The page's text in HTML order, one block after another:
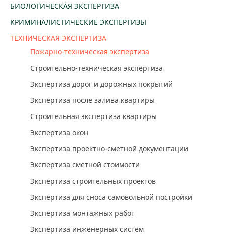
БИОЛОГИЧЕСКАЯ ЭКСПЕРТИЗА
КРИМИНАЛИСТИЧЕСКИЕ ЭКСПЕРТИЗЫ
ТЕХНИЧЕСКАЯ ЭКСПЕРТИЗА
Пожарно-техническая экспертиза
Строительно-техническая экспертиза
Экспертиза дорог и дорожных покрытий
Экспертиза после залива квартиры
Строительная экспертиза квартиры
Экспертиза окон
Экспертиза проектно-сметной документации
Экспертиза сметной стоимости
Экспертиза строительных проектов
Экспертиза для сноса самовольной постройки
Экспертиза монтажных работ
Экспертиза инженерных систем